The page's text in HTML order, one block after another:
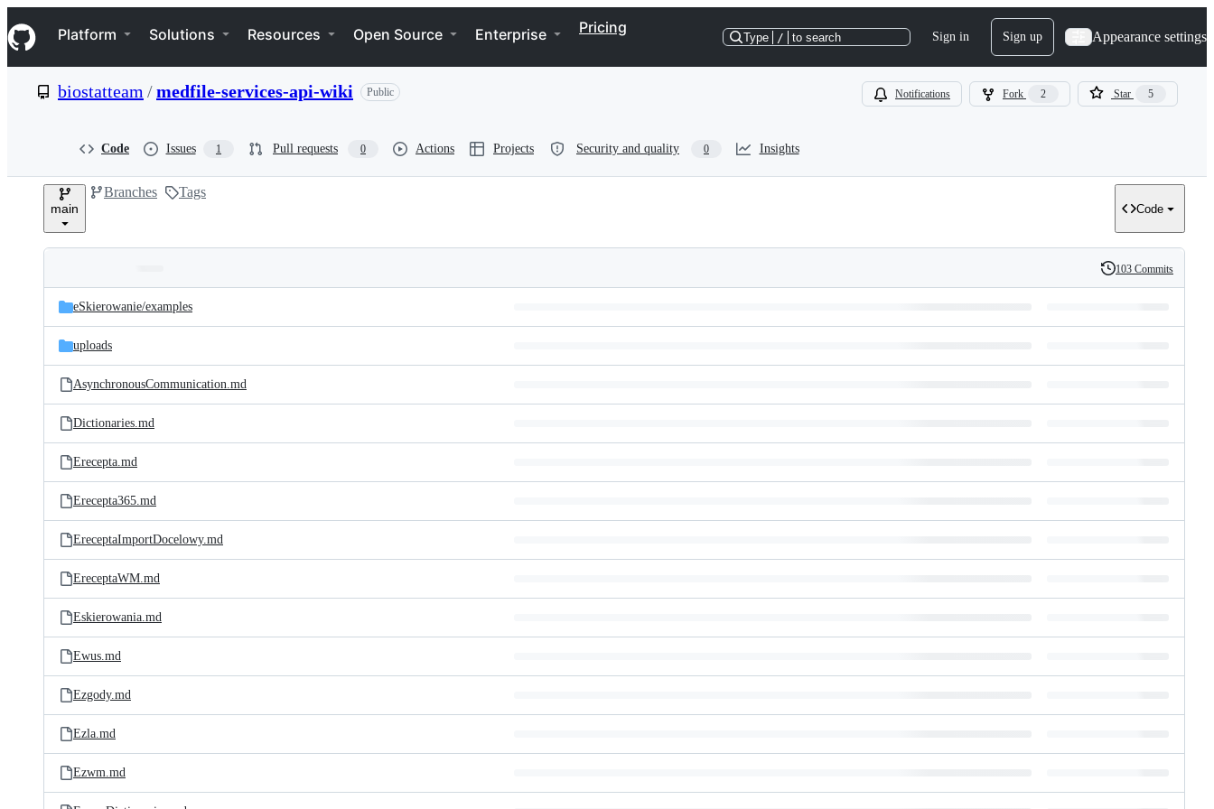
k
i
p
e
Navigation Menu
Platform Solutions Resources Open Source Enterprise Pricing
Type / to search Sign in Sign up Appearance settings
biostatteam /medfile-services-api-wiki Public Notifications Fork 2 Star 5
Code Issues 1 Pull requests 0 Actions Projects Security and quality 0 Insights
main
Branches Tags
Code
and
files
Latest
commit
History
103 Commits
eSkierowanie/examples
uploads
AsynchronousCommunication.md
Dictionaries.md
Erecepta.md
Erecepta365.md
EreceptaImportDocelowy.md
EreceptaWM.md
Eskierowania.md
Ewus.md
Ezgody.md
Ezla.md
Ezwm.md